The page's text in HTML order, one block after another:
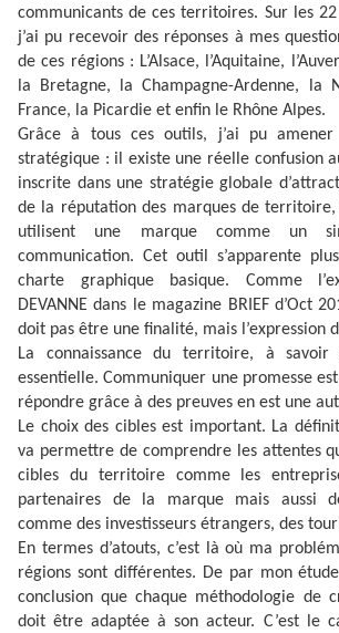
communicants de ces territoires. Sur les
j’ai pu recevoir des réponses à mes
de ces régions : L’Alsace, l’Aquitaine,
la Bretagne, la Champagne-Ardenne, la
France, la Picardie et enfin le Rhône Alpes.
Grâce à tous ces outils, j’ai pu amener
stratégique : il existe une réelle confusion
inscrite dans une stratégie globale
de la réputation des marques de
utilisent une marque comme un
communication. Cet outil s’apparente
charte graphique basique. Comme
DEVANNE dans le magazine BRIEF d’Oct
doit pas être une finalité, mais l’expression
La connaissance du territoire, à
essentielle. Communiquer une promesse
répondre grâce à des preuves en est une
Le choix des cibles est important. La
va permettre de comprendre les attentes
cibles du territoire comme les
partenaires de la marque mais aussi
comme des investisseurs étrangers, des
En termes d’atouts, c’est là où ma
régions sont différentes. De par mon
conclusion que chaque méthodologie de
doit être adaptée à son acteur. C’est le